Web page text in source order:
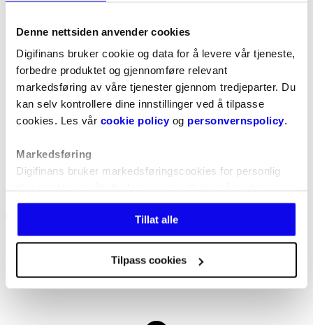
Denne nettsiden anvender cookies
Digifinans bruker cookie og data for å levere vår tjeneste,
forbedre produktet og gjennomføre relevant
markedsføring av våre tjenester gjennom tredjeparter. Du
kan selv kontrollere dine innstillinger ved å tilpasse
cookies. Les vår cookie policyog personvernspolicy.
Markedsføring
Digifinans bruker markedsføringscookies for personlig
nettsteder, samt for å optimalisere markedsføringen vår
på disse plattformene. Vi deler data med Google Ads,
Microsoft Advertising, Meta og Snapchat.
Tillat alle
Tilpass cookies
Hva er forskjellen på sms-lån og smålån?